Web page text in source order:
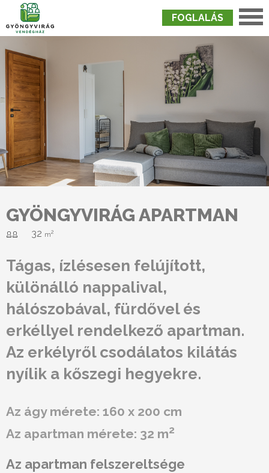
FOGLALÁS
Nyitólap
GYÖNGYVIRÁG APARTMAN
32 m2
Tágas, ízlésesen felújított,
különálló nappalival,
hálószobával, fürdővel és
erkéllyel rendelkező apartman.
Az erkélyről csodálatos kilátás
nyílik a kőszegi hegyekre.
Az ágy mérete: 160 x 200 cm
Az apartman mérete: 32 m2
Az apartman felszereltsége